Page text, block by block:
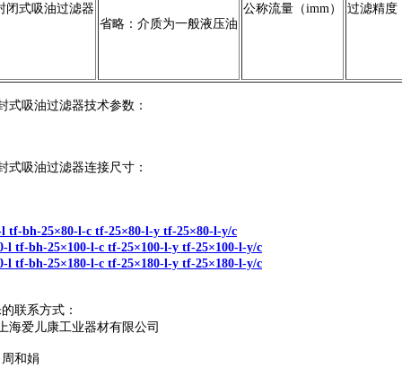
闭式吸油过滤器
省略：介质为一般液压油
公称流量（imm） 过滤精度
式吸油过滤器技术参数：
式吸油过滤器连接尺寸：
tf-bh-25×80-l-c tf-25×80-l-y tf-25×80-l-y/c
l tf-bh-25×100-l-c tf-25×100-l-y tf-25×100-l-y/c
l tf-bh-25×180-l-c tf-25×180-l-y tf-25×180-l-y/c
联系方式：
海爱儿康工业器材有限公司
和娟